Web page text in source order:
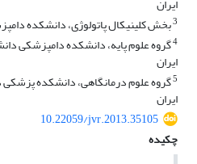
ایران
3بخش کلینیکال پاتولوژی، دانشکده
4گروه علوم پایه،‌ ‌دانشکده دامپزشکی
ایران
5گروه علوم درمانگاهی، دانشکده پزشکی
ایران
10.22059/jvr.2013.35105
چکیده